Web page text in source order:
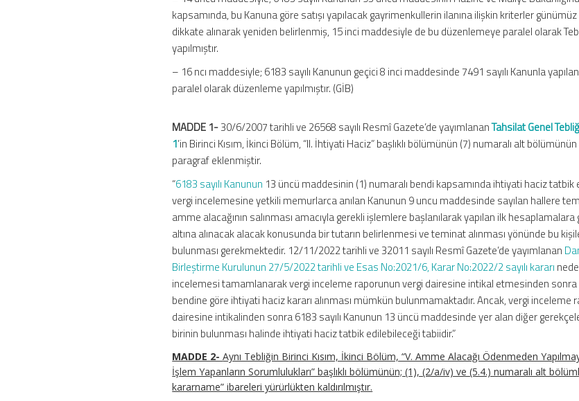
kapsamında, bu Kanuna göre satışı yapılacak gayrimenkullerin ilanına ilişkin kriterler
dikkate alınarak yeniden belirlenmiş, 15 inci maddesiyle de bu düzenlemeye paralel olarak
yapılmıştır.
– 16 ncı maddesiyle; 6183 sayılı Kanunun geçici 8 inci maddesinde 7491 sayılı Kanunla
paralel olarak düzenleme yapılmıştır. (GİB)
MADDE 1-30/6/2007 tarihli ve 26568 sayılı Resmî Gazete’de yayımlananTahsilat Genel
1’in Birinci Kısım, İkinci Bölüm, “II. İhtiyati Haciz” başlıklı bölümünün (7) numaralı alt
paragraf eklenmiştir.
“6183 sayılı Kanunun 13 üncü maddesinin (1) numaralı bendi kapsamında ihtiyati haciz tatbik
vergi incelemesine yetkili memurlarca anılan Kanunun 9 uncu maddesinde sayılan hallere
amme alacağının salınması amacıyla gerekli işlemlere başlanılarak yapılan ilk
altına alınacak alacak konusunda bir tutarın belirlenmesi ve teminat alınması yönünde bu
bulunması gerekmektedir. 12/11/2022 tarihli ve 32011 sayılı Resmî Gazete’de yayımlanan
Birleştirme Kurulunun 27/5/2022 tarihli ve Esas No:2021/6, Karar No:2022/2 sayılı kararı
incelemesi tamamlanarak vergi inceleme raporunun vergi dairesine intikal etmesinden
bendine göre ihtiyati haciz kararı alınması mümkün bulunmamaktadır. Ancak, vergi inceleme
dairesine intikalinden sonra 6183 sayılı Kanunun 13 üncü maddesinde yer alan diğer
birinin bulunması halinde ihtiyati haciz tatbik edilebileceği tabiidir.”
MADDE 2-Aynı Tebliğin Birinci Kısım, İkinci Bölüm, “V. Amme Alacağı Ödenmeden
İşlem Yapanların Sorumlulukları” başlıklı bölümünün; (1), (2/a/iv) ve (5.4.) numaralı alt
kararname” ibareleri yürürlükten kaldırılmıştır.